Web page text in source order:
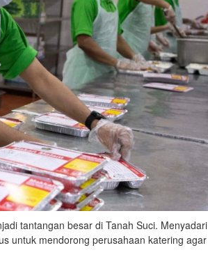
tantangan besar di Tanah Suci. Menyadari
untuk mendorong perusahaan katering agar